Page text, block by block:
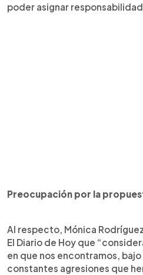
poder asignar
Preocupación por la
Al respecto, Mónica
El Diario de Hoy que
en que nos encontramos,
constantes agresiones que